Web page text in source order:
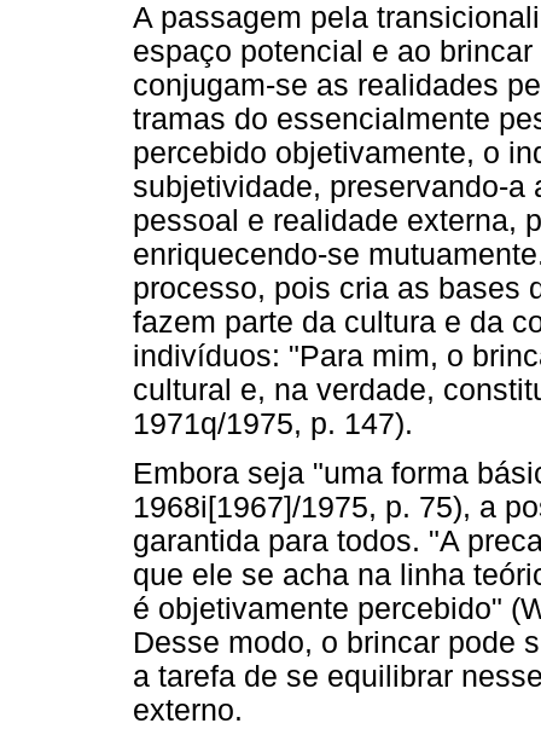
A passagem pela
espaço potencial e ao
conjugam-se as realidades
tramas do essencialmente
percebido objetivamente, o
subjetividade, preservando-a
pessoal e realidade externa,
enriquecendo-se
processo, pois cria as bases
fazem parte da cultura e da
indivíduos: "Para mim, o
cultural e, na verdade,
1971q/1975, p. 147).
Embora seja "uma forma
1968i[1967]/1975, p. 75), a
garantida para todos. "A
que ele se acha na linha
é objetivamente percebido"
Desse modo, o brincar pode
a tarefa de se equilibrar
externo.